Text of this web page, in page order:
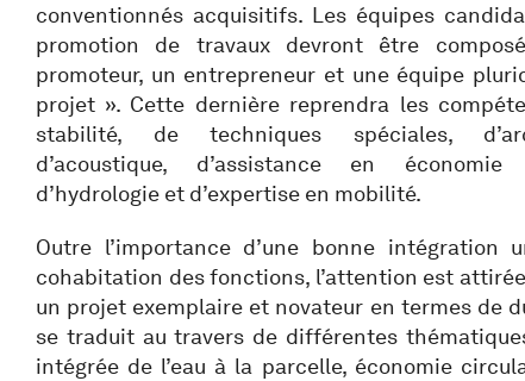
conventionnés acquisitifs. Les équipes
promotion de travaux devront être
promoteur, un entrepreneur et une équipe
projet ». Cette dernière reprendra les
stabilité, de techniques spéciales,
d’acoustique, d’assistance en économie
d’hydrologie et d’expertise en mobilité.
Outre l’importance d’une bonne intégration
cohabitation des fonctions, l’attention est
un projet exemplaire et novateur en termes de
se traduit au travers de différentes
intégrée de l’eau à la parcelle, économie